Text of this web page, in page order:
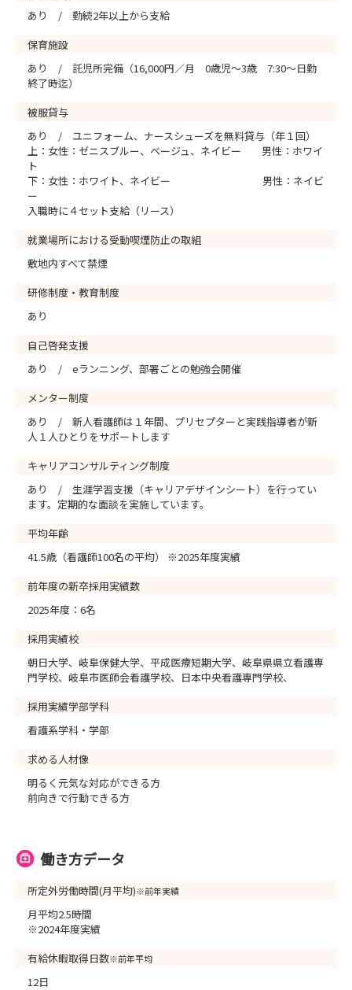
あり / 勤続2年以上から支給
保育施設
あり / 託児所完備（16,000円／月 0歳児～3歳 7:30～日勤
終了時迄）
被服貸与
あり / ユニフォーム、ナースシューズを無料貸与（年１回）
上：女性：ゼニスブルー、ベージュ、ネイビー 男性：ホワイ
ト
下：女性：ホワイト、ネイビー 男性：ネイビ
ー
入職時に４セット支給（リース）
就業場所における受動喫煙防止の取組
敷地内すべて禁煙
研修制度・教育制度
あり
自己啓発支援
あり / eランニング、部署ごとの勉強会開催
メンター制度
あり / 新人看護師は１年間、プリセプターと実践指導者が新
人１人ひとりをサポートします
キャリアコンサルティング制度
あり / 生涯学習支援（キャリアデザインシート）を行ってい
ます。定期的な面談を実施しています。
平均年齢
41.5歳（看護師100名の平均） ※2025年度実績
前年度の新卒採用実績数
2025年度：6名
採用実績校
朝日大学、岐阜保健大学、平成医療短期大学、岐阜県県立看護専
門学校、岐阜市医師会看護学校、日本中央看護専門学校、
採用実績学部学科
看護系学科・学部
求める人材像
明るく元気な対応ができる方
前向きで行動できる方
働き方データ
所定外労働時間(月平均)※前年実績
月平均2.5時間
※2024年度実績
有給休暇取得日数※前年平均
12日